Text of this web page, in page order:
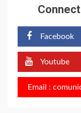
Facebook
Youtube
Email :